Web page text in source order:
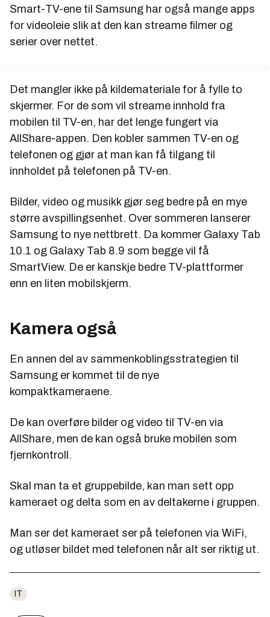
Smart-TV-ene til Samsung har også mange apps
for videoleie slik at den kan streame filmer og
serier over nettet.
Det mangler ikke på kildemateriale for å fylle to
skjermer. For de som vil streame innhold fra
mobilen til TV-en, har det lenge fungert via
AllShare-appen. Den kobler sammen TV-en og
telefonen og gjør at man kan få tilgang til
innholdet på telefonen på TV-en.
Bilder, video og musikk gjør seg bedre på en mye
større avspillingsenhet. Over sommeren lanserer
Samsung to nye nettbrett. Da kommer Galaxy Tab
10.1 og Galaxy Tab 8.9 som begge vil få
SmartView. De er kanskje bedre TV-plattformer
enn en liten mobilskjerm.
Kamera også
En annen del av sammenkoblingsstrategien til
Samsung er kommet til de nye
kompaktkameraene.
De kan overføre bilder og video til TV-en via
AllShare, men de kan også bruke mobilen som
fjernkontroll.
Skal man ta et gruppebilde, kan man sett opp
kameraet og delta som en av deltakerne i gruppen.
Man ser det kameraet ser på telefonen via WiFi,
og utløser bildet med telefonen når alt ser riktig ut.
IT